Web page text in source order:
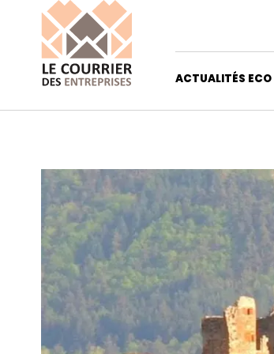
ACTUALITÉS ECO